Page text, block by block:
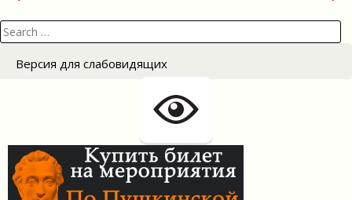
записям
Search
for:
Версия для слабовидящих